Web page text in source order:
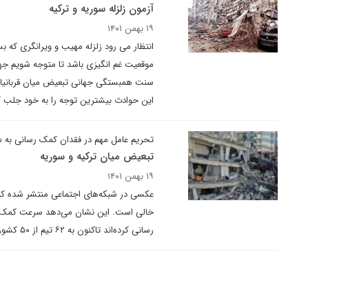
آزمون زلزله سوریه و ترکیه
۱۹ بهمن ۱۴۰۱
انتظار می رود زلزله مهیب و ویرانگری
موقعیت غم انگیزی باشد تا متوجه شویم
سنت همبستگی جهانی تبعیض میان
این حوادث بیشترین توجه را به خود
تحریم عامل مهم در فقدان کمک رسانی به
تبعیض میان ترکیه و سوریه
۱۹ بهمن ۱۴۰۱
عکسی در شبکه‌های اجتماعی منتشر شده
خالی است. این نشان می‌دهد سرعت کمک
رسانی کرده‌اند تاکنون به ۶۲ تیم از ۵۰ کشور رسیده است.